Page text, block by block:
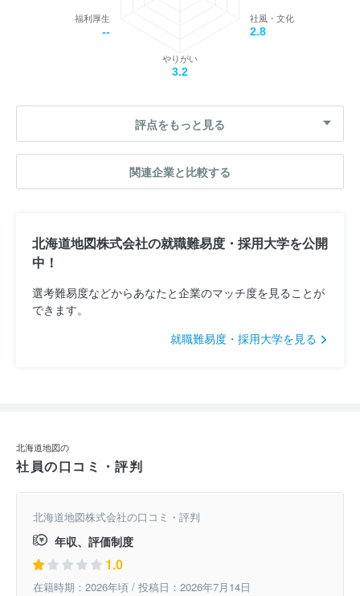
社風・文化
2.8
やりがい
3.2
福利厚生
--
評点をもっと見る
関連企業と比較する
北海道地図株式会社の就職難易度・採用大学を公開
中！
選考難易度などからあなたと企業のマッチ度を見ることが
できます。
就職難易度・採用大学を見る
北海道地図の
社員の口コミ・評判
北海道地図株式会社の口コミ・評判
年収、評価制度
1.0
在籍時期：2026年頃 / 投稿日：2026年7月14日